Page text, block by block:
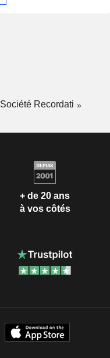
Société Recordati
+ de 20 ans
à vos côtés